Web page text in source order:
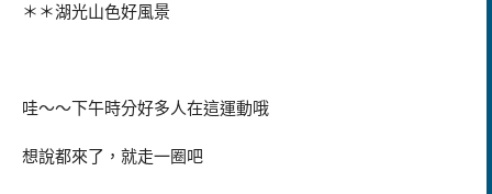
＊＊湖光山色好風景
哇～～下午時分好多人在這運動哦
想說都來了，就走一圈吧